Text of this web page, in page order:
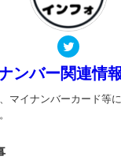
ンバー関連情
マイナンバーカード等